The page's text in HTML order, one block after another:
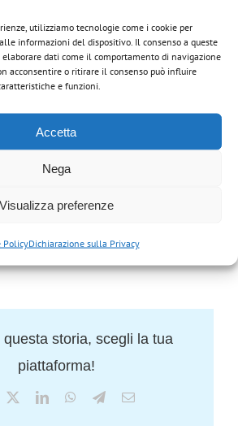
utilizziamo tecnologie come i cookie per
informazioni del dispositivo. Il consenso a queste
dati come il comportamento di navigazione
acconsentire o ritirare il consenso può influire
e funzioni.
Accetta
Nega
Visualizza preferenze
PolicyDichiarazione sulla Privacy
del questionario ECM online.
Iscrizione al link:
questa storia, scegli la tua
piattaforma!
LinkedInWhatsApp
TelegramEmail